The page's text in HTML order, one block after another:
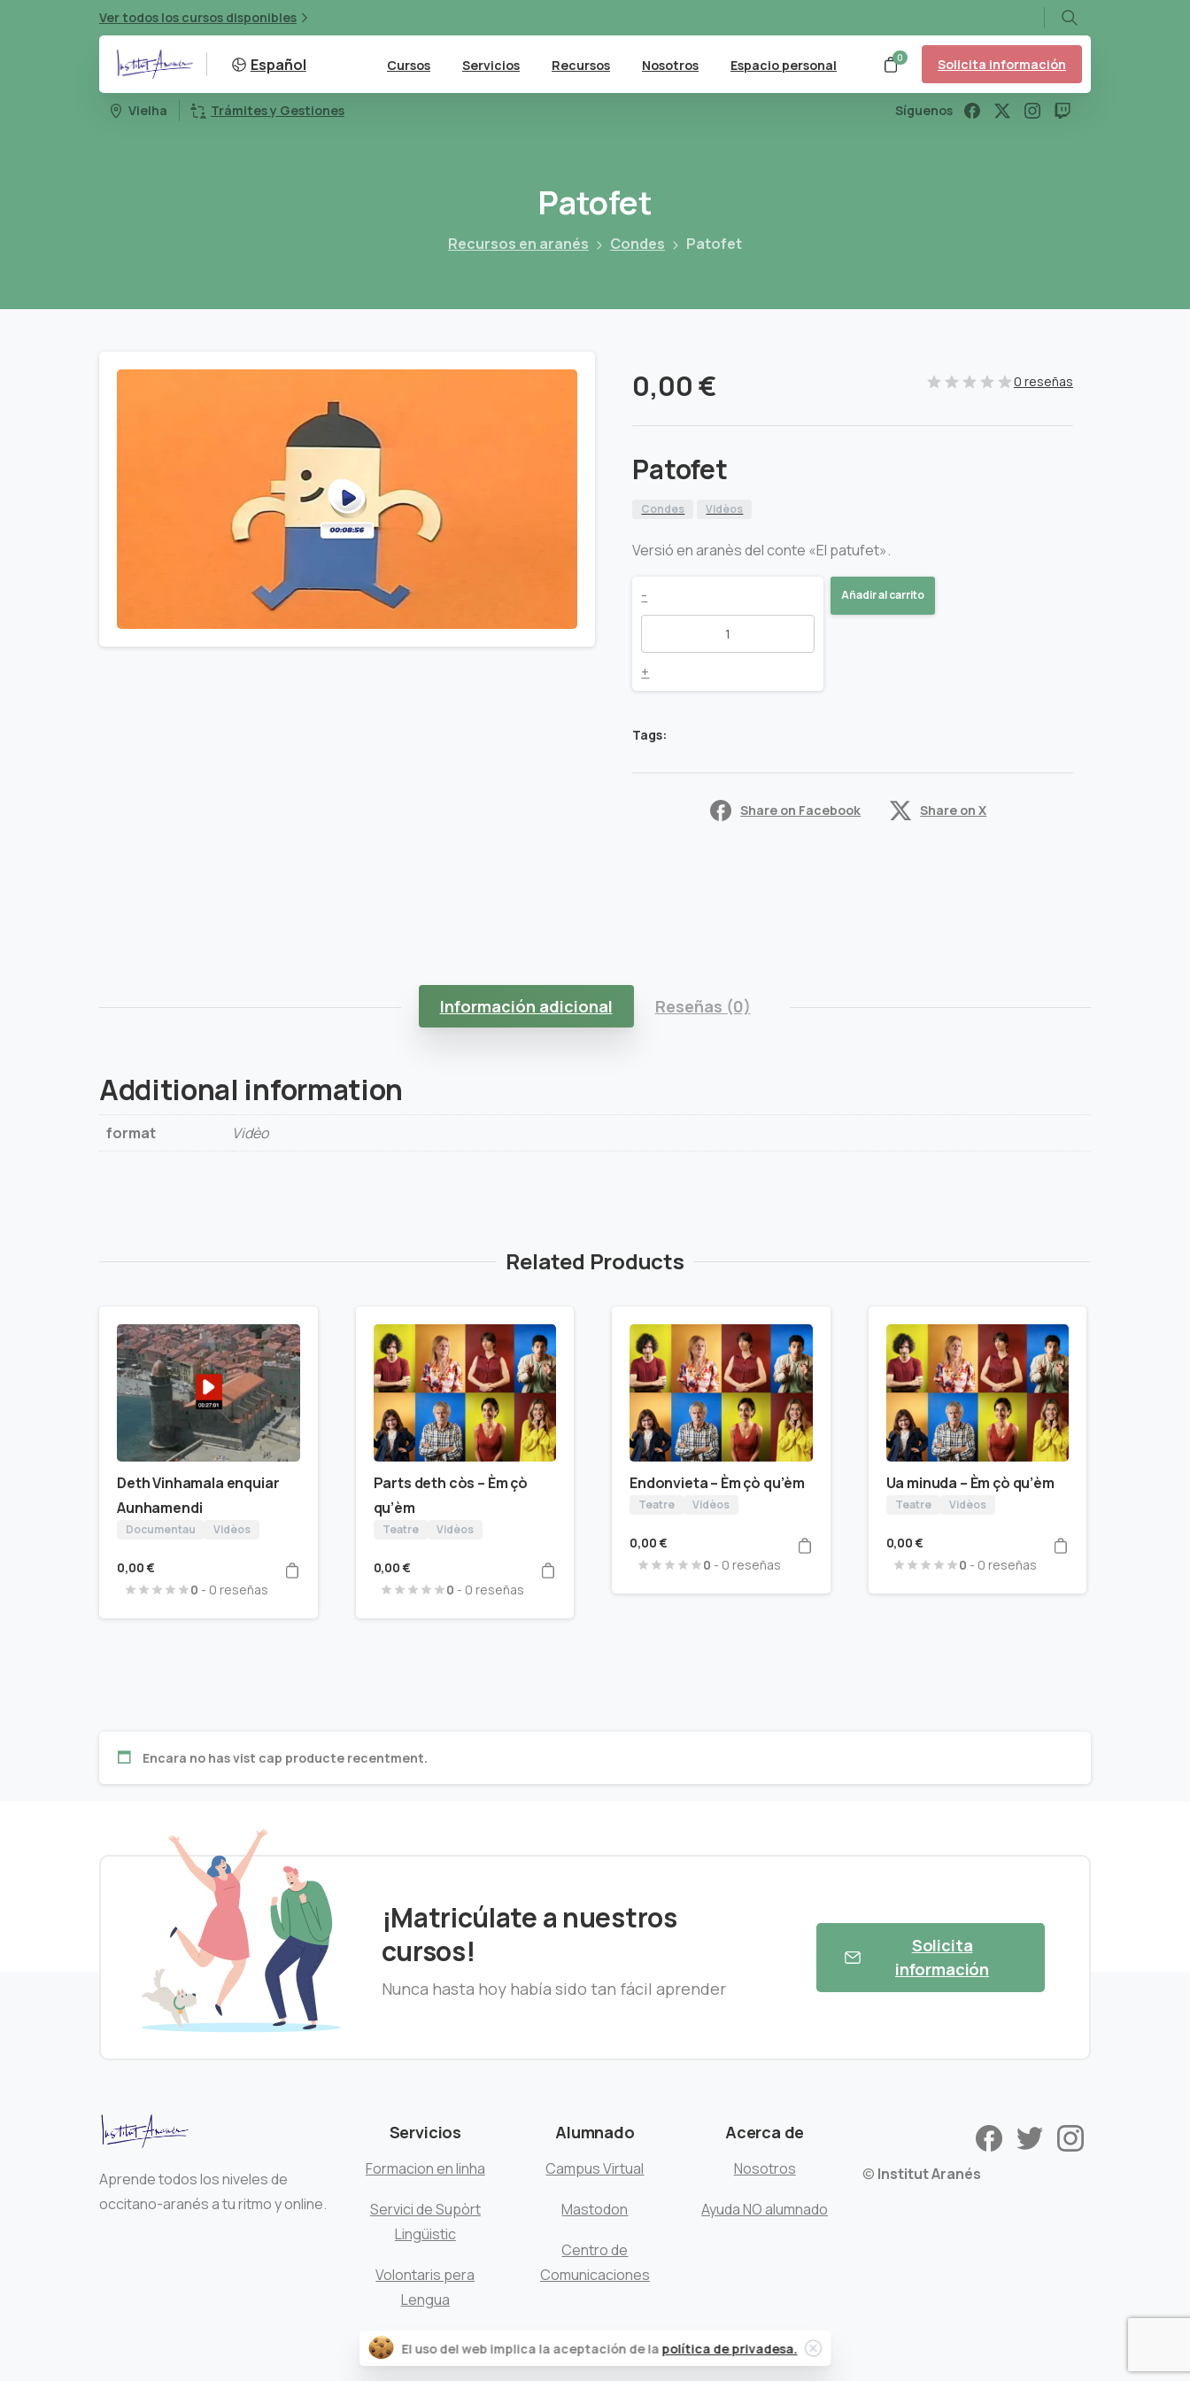
Ver todos los cursos disponibles
Search
Español Cursos Servicios Recursos Nosotros Espacio personal 0 Solicita información
Vielha Trámites y Gestiones Síguenos
Patofet
Recursos en aranés Condes Patofet
0,00€ 0 reseñas
Patofet
Condes Vidèos
Versió en aranès del conte «El patufet».
Patofet
-
+
Añadir al carrito
Tags:
Share on Facebook Share on X
Información adicional Reseñas (0)
Additional information
format Vidèo
Related Products
Deth Vinhamala enquiar
Aunhamendi
Documentau Vidèos
0,00 €
0 - 0 reseñas
Parts deth còs – Èm çò
qu’èm
Teatre Vidèos
0,00 €
0 - 0 reseñas
Endonvieta – Èm çò qu’èm
Teatre Vidèos
0,00 €
0 - 0 reseñas
Ua minuda – Èm çò qu’èm
Teatre Vidèos
0,00 €
0 - 0 reseñas
Encara no has vist cap producte recentment.
¡Matricúlate a nuestros
cursos!
Nunca hasta hoy había sido tan fácil aprender
Solicita
información
Aprende todos los niveles de
occitano-aranés a tu ritmo y online.
Servicios
Formacion en linha
Servici de Supòrt
Lingüistic
Volontaris pera
Lengua
Alumnado
Campus Virtual
Mastodon
Centro de
Comunicaciones
Acerca de
Nosotros
Ayuda NO alumnado
© Institut Aranés
El uso del web implica la aceptación de la política de privadesa. Close